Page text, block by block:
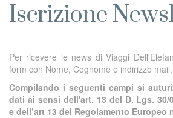
Iscrizione
Per ricevere le news di Viaggi
form con Nome, Cognome e indirizzo mail.
Compilando i seguenti campi si
dati ai sensi dell'art. 13 del D. Lgs. 30/
e dell’art 13 del Regolamento Europeo